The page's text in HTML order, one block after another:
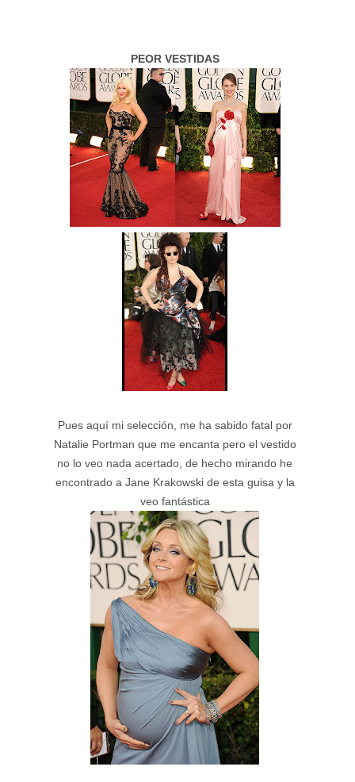
PEOR VESTIDAS
Pues aquí mi selección, me ha sabido fatal por
Natalie Portman que me encanta pero el vestido
no lo veo nada acertado, de hecho mirando he
encontrado a Jane Krakowski de esta guisa y la
veo fantástica